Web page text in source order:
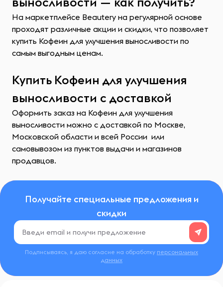
На маркетплейсе Beautery на регулярной основе
проходят различные акции и скидки, что позволяет
купить Кофеин для улучшения выносливости по
самым выгодным ценам.
Купить Кофеин для улучшения
выносливости с доставкой
Оформить заказ на Кофеин для улучшения
выносливости можно с доставкой по Москве,
Московской области и всей России или
самовывозом из пунктов выдачи и магазинов
продавцов.
Получайте специальные предложения и
скидки
Подписываясь, я даю согласие на обработку персональных
данных